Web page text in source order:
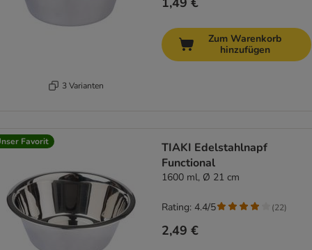
3 Varianten
Zum Warenkorb
hinzufügen
Favorit
TIAKI Edelstahlnapf
Functional
1600 ml, Ø 21 cm
2,49 €
Rating: 4.4/5 (22)